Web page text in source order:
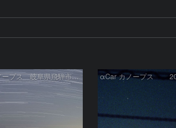
カノープス 岐阜県飛騨市 2026年3月5日